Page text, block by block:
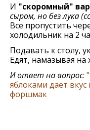
И "скоромный"
сыром, но без лука
Все пропустить
холодильник на 2
Подавать к столу,
Едят, намазывая на
И ответ на вопрос:
яблоками дает
форшмак